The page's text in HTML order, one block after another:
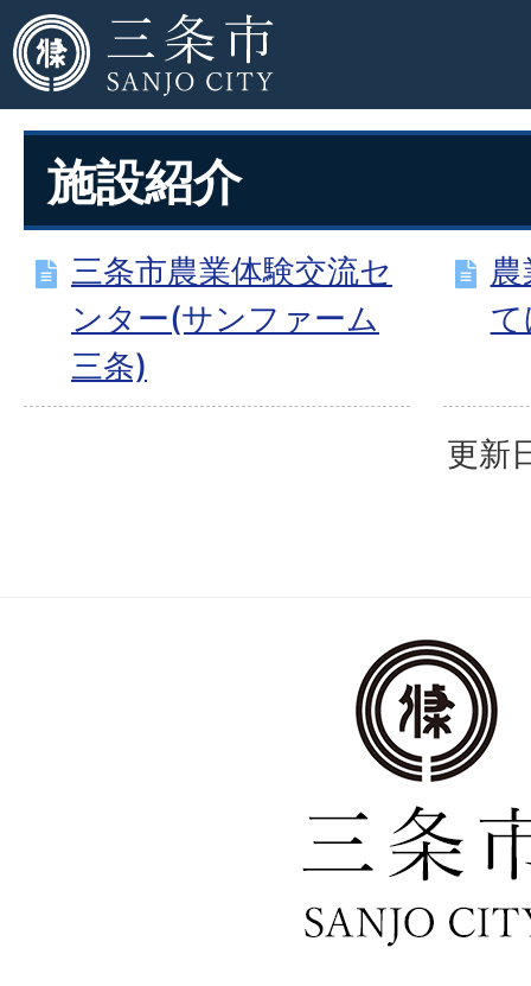
施設紹介
三条市農業体験交流セ
ンター(サンファーム
三条)
更新